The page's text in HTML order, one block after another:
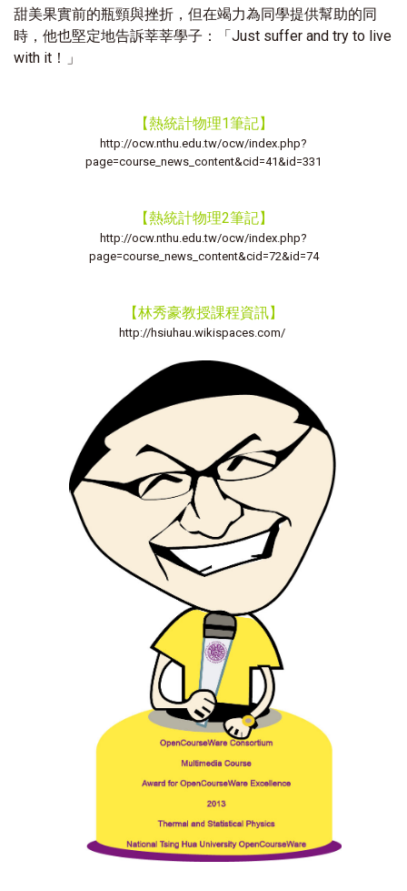
甜美果實前的瓶頸與挫折，但在竭力為同學提供幫助的同
時，他也堅定地告訴莘莘學子：「Just suffer and try to live
with it！」
【熱統計物理1筆記】
http://ocw.nthu.edu.tw/ocw/index.php?
page=course_news_content&cid=41&id=331
【熱統計物理2筆記】
http://ocw.nthu.edu.tw/ocw/index.php?
page=course_news_content&cid=72&id=74
【林秀豪教授課程資訊】
http://hsiuhau.wikispaces.com/